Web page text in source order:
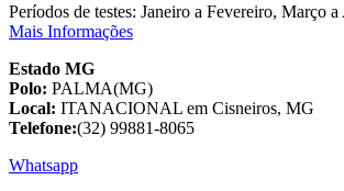
Períodos de testes: Janeiro a Fevereiro, Março
Mais Informações
Estado MG
Polo: PALMA(MG)
Local: ITANACIONAL em Cisneiros, MG
Telefone:(32) 99881-8065
Whatsapp